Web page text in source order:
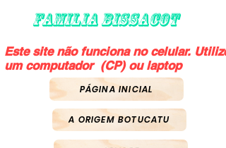
FAMILIA BISSACOT
Este site não funciona no celular. Utilize
um computador (CP) ou laptop
PÁGINA INICIAL
A ORIGEM BOTUCATU